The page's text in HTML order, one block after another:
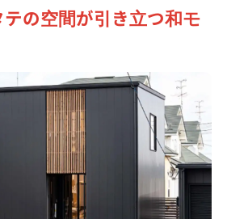
の空間が引き立つ和モ